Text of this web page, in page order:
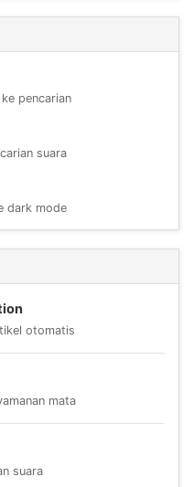
pencarian
suara
dark mode
otomatis
mata
suara